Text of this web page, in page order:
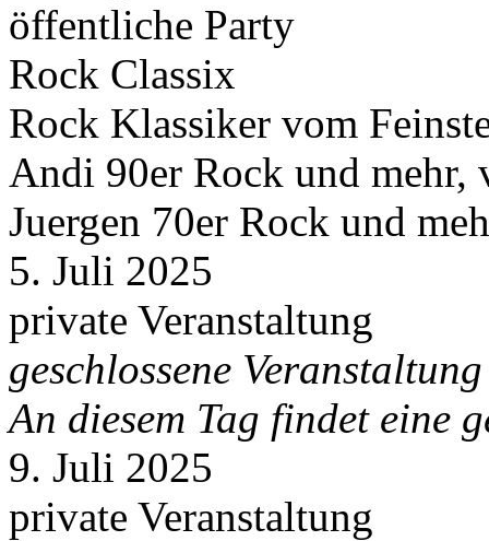
öffentliche Party
Rock Classix
Rock Klassiker vom
Andi 90er Rock und
Juergen 70er Rock und
5. Juli 2025
private Veranstaltung
geschlossene Veranstaltung
An diesem Tag findet eine
9. Juli 2025
private Veranstaltung